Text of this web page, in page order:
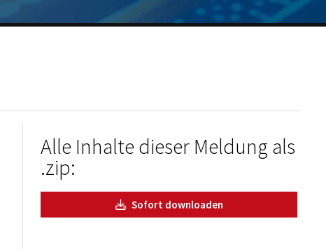
Alle Inhalte dieser Meldung als
.zip:
Sofort downloaden